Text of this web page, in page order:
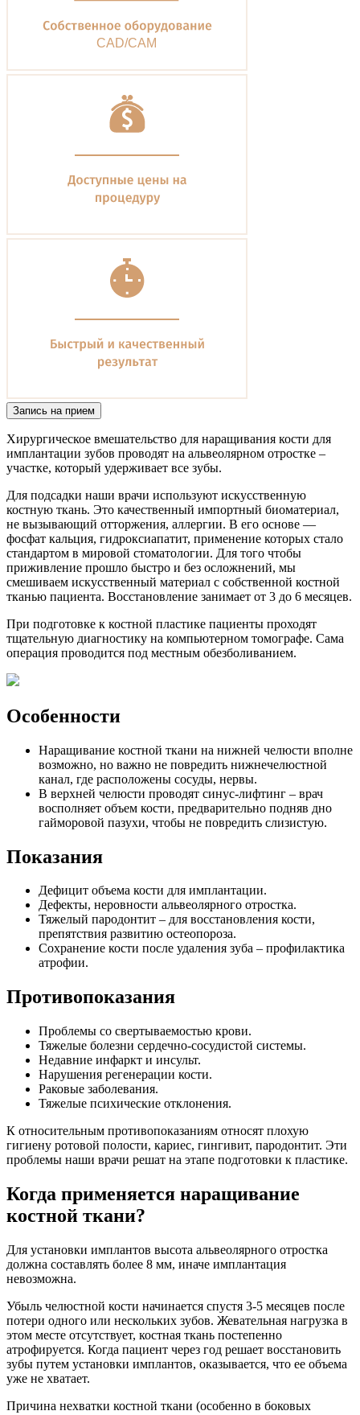
Запись на прием
Хирургическое вмешательство для наращивания кости для
имплантации зубов проводят на альвеолярном отростке –
участке, который удерживает все зубы.
Для подсадки наши врачи используют искусственную
костную ткань. Это качественный импортный биоматериал,
не вызывающий отторжения, аллергии. В его основе —
фосфат кальция, гидроксиапатит, применение которых стало
стандартом в мировой стоматологии. Для того чтобы
приживление прошло быстро и без осложнений, мы
смешиваем искусственный материал с собственной костной
тканью пациента. Восстановление занимает от 3 до 6 месяцев.
При подготовке к костной пластике пациенты проходят
тщательную диагностику на компьютерном томографе. Сама
операция проводится под местным обезболиванием.
Особенности
Наращивание костной ткани на нижней челюсти вполне
возможно, но важно не повредить нижнечелюстной
канал, где расположены сосуды, нервы.
В верхней челюсти проводят синус-лифтинг – врач
восполняет объем кости, предварительно подняв дно
гайморовой пазухи, чтобы не повредить слизистую.
Показания
Дефицит объема кости для имплантации.
Дефекты, неровности альвеолярного отростка.
Тяжелый пародонтит – для восстановления кости,
препятствия развитию остеопороза.
Сохранение кости после удаления зуба – профилактика
атрофии.
Противопоказания
Проблемы со свертываемостью крови.
Тяжелые болезни сердечно-сосудистой системы.
Недавние инфаркт и инсульт.
Нарушения регенерации кости.
Раковые заболевания.
Тяжелые психические отклонения.
К относительным противопоказаниям относят плохую
гигиену ротовой полости, кариес, гингивит, пародонтит. Эти
проблемы наши врачи решат на этапе подготовки к пластике.
Когда применяется наращивание
костной ткани?
Для установки имплантов высота альвеолярного отростка
должна составлять более 8 мм, иначе имплантация
невозможна.
Убыль челюстной кости начинается спустя 3-5 месяцев после
потери одного или нескольких зубов. Жевательная нагрузка в
этом месте отсутствует, костная ткань постепенно
атрофируется. Когда пациент через год решает восстановить
зубы путем установки имплантов, оказывается, что ее объема
уже не хватает.
Причина нехватки костной ткани (особенно в боковых